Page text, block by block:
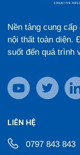
Nền tảng cung
nội thất toàn diện.
suốt đến quá trình
LIÊN HỆ
0797 843 843